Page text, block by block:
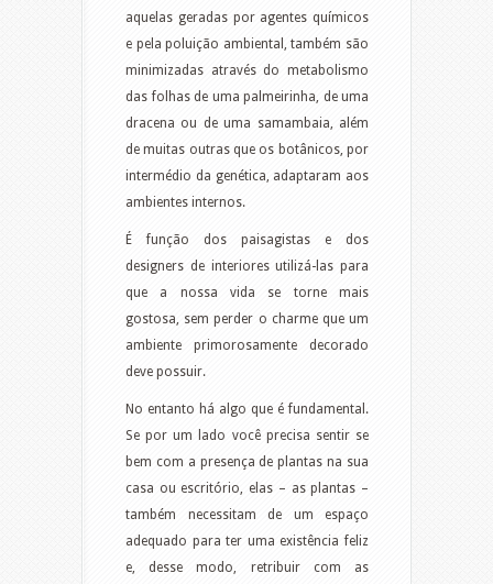
aquelas geradas por agentes químicos
e pela poluição ambiental, também são
minimizadas através do metabolismo
das folhas de uma palmeirinha, de uma
dracena ou de uma samambaia, além
de muitas outras que os botânicos, por
intermédio da genética, adaptaram aos
ambientes internos.
É função dos paisagistas e dos
designers de interiores utilizá-las para
que a nossa vida se torne mais
gostosa, sem perder o charme que um
ambiente primorosamente decorado
deve possuir.
No entanto há algo que é fundamental.
Se por um lado você precisa sentir se
bem com a presença de plantas na sua
casa ou escritório, elas – as plantas –
também necessitam de um espaço
adequado para ter uma existência feliz
e, desse modo, retribuir com as